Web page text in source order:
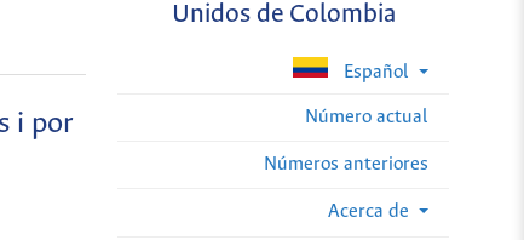
Unidos de Colombia
Español
Número actual
Números anteriores
Acerca de
i por